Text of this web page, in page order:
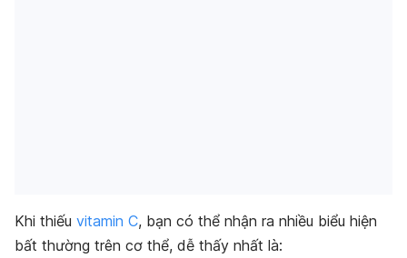
Khi thiếu vitamin C, bạn có thể nhận ra nhiều biểu hiện
bất thường trên cơ thể, dễ thấy nhất là: